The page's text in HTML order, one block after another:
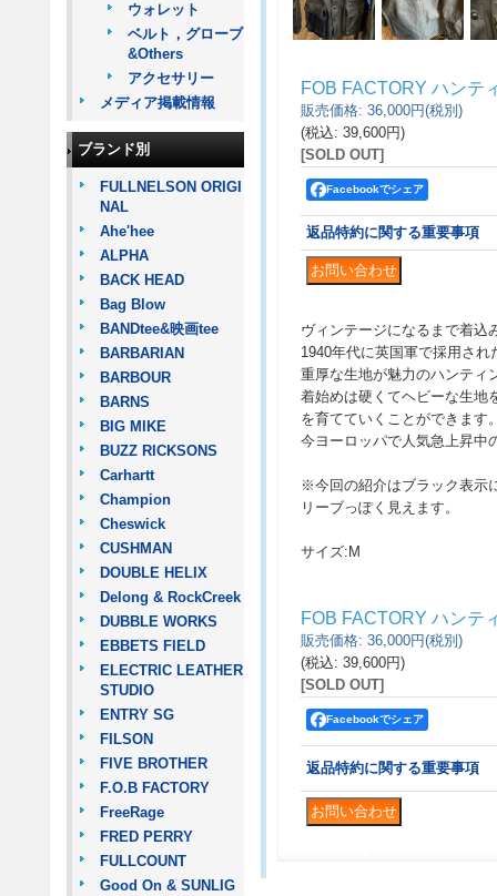
ウォレット
ベルト，グローブ
&Others
アクセサリー
メディア掲載情報
ブランド別
FULLNELSON ORIGI
NAL
Ahe'hee
ALPHA
BACK HEAD
Bag Blow
BANDtee&映画tee
BARBARIAN
BARBOUR
BARNS
BIG MIKE
BUZZ RICKSONS
Carhartt
Champion
Cheswick
CUSHMAN
DOUBLE HELIX
Delong & RockCreek
DUBBLE WORKS
EBBETS FIELD
ELECTRIC LEATHER
STUDIO
ENTRY SG
FILSON
FIVE BROTHER
F.O.B FACTORY
FreeRage
FRED PERRY
FULLCOUNT
Good On & SUNLIG
FOB FACTORY ハンテ
販売価格: 36,000円(税別)
(税込: 39,600円)
[SOLD OUT]
Facebookでシェア
返品特約に関する重要事項
ヴィンテージになるまで着込
1940年代に英国軍で採用さ
重厚な生地が魅力のハンティ
着始めは硬くてヘビーな生地
を育てていくことができます
今ヨーロッパで人気急上昇中
※今回の紹介はブラック表示
リーブっぽく見えます。
サイズ:M
FOB FACTORY ハンテ
販売価格: 36,000円(税別)
(税込: 39,600円)
[SOLD OUT]
Facebookでシェア
返品特約に関する重要事項